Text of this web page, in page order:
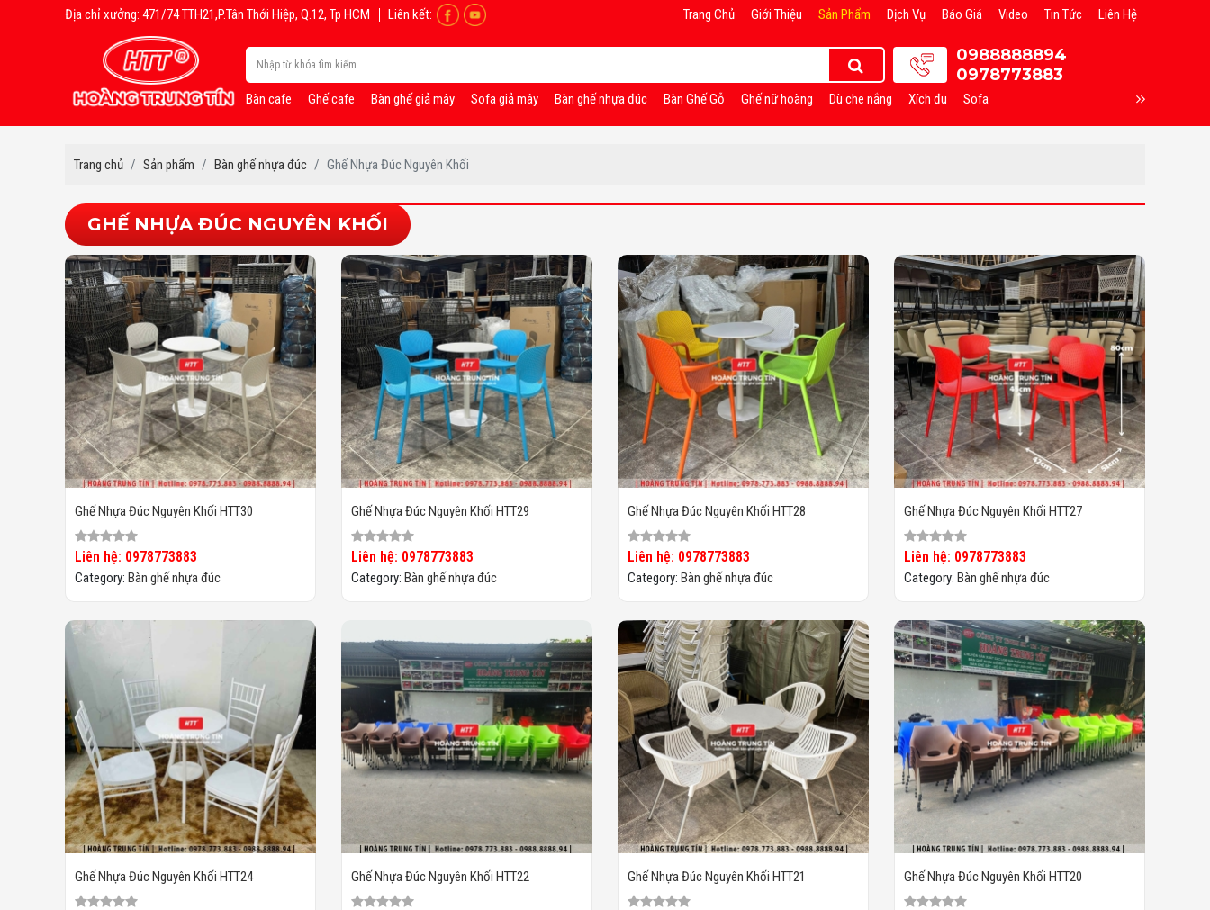
Địa chỉ xưởng: 471/74 TTH21,P.Tân Thới Hiệp, Q.12, Tp HCM Liên kết: Trang Chủ Giới Thiệu Sản Phẩm Dịch Vụ Báo Giá Video Tin Tức Liên Hệ
0988888894
0978773883
Bàn cafe Ghế cafe Bàn ghế giả mây Sofa giả mây Bàn ghế nhựa đúc Bàn Ghế Gỗ Ghế nữ hoàng Dù che nắng Xích đu Sofa
Trang chủ Sản phẩm Bàn ghế nhựa đúc Ghế Nhựa Đúc Nguyên Khối
GHẾ NHỰA ĐÚC NGUYÊN KHỐI
Ghế Nhựa Đúc Nguyên Khối HTT30
Liên hệ: 0978773883
Category: Bàn ghế nhựa đúc
Ghế Nhựa Đúc Nguyên Khối HTT29
Liên hệ: 0978773883
Category: Bàn ghế nhựa đúc
Ghế Nhựa Đúc Nguyên Khối HTT28
Liên hệ: 0978773883
Category: Bàn ghế nhựa đúc
Ghế Nhựa Đúc Nguyên Khối HTT27
Liên hệ: 0978773883
Category: Bàn ghế nhựa đúc
Ghế Nhựa Đúc Nguyên Khối HTT24 Ghế Nhựa Đúc Nguyên Khối HTT22 Ghế Nhựa Đúc Nguyên Khối HTT21 Ghế Nhựa Đúc Nguyên Khối HTT20